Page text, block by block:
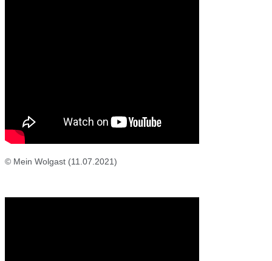
© Mein Wolgast (11.07.2021)